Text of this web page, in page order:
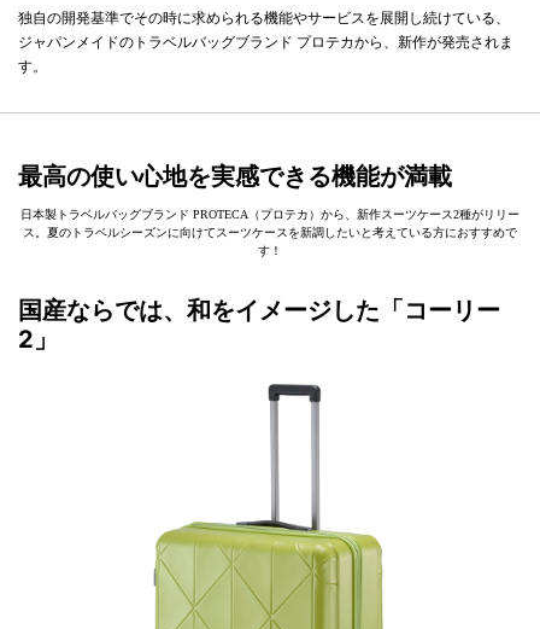
独自の開発基準でその時に求められる機能やサービスを展開し続けている、
ジャパンメイドのトラベルバッグブランド プロテカから、新作が発売されま
す。
最高の使い心地を実感できる機能が満載
日本製トラベルバッグブランド PROTECA（プロテカ）から、新作スーツケース2種がリリー
ス。夏のトラベルシーズンに向けてスーツケースを新調したいと考えている方におすすめで
す！
国産ならでは、和をイメージした「コーリー
2」